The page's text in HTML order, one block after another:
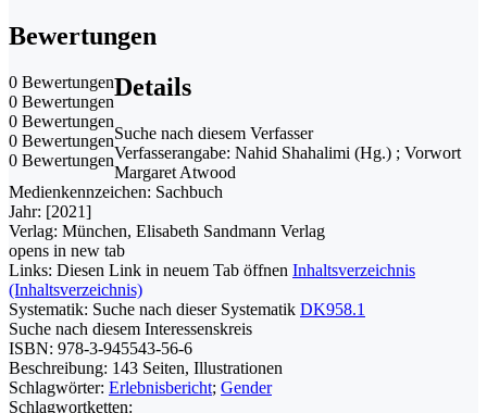
Bewertungen
0 Bewertungen
0 Bewertungen
0 Bewertungen
0 Bewertungen
0 Bewertungen
Details
Suche nach diesem Verfasser
Verfasserangabe: Nahid Shahalimi (Hg.) ; Vorwort
Margaret Atwood
Medienkennzeichen: Sachbuch
Jahr: [2021]
Verlag: München, Elisabeth Sandmann Verlag
opens in new tab
Links: Diesen Link in neuem Tab öffnen Inhaltsverzeichnis
(Inhaltsverzeichnis)
Systematik: Suche nach dieser Systematik DK958.1
Suche nach diesem Interessenskreis
ISBN: 978-3-945543-56-6
Beschreibung: 143 Seiten, Illustrationen
Schlagwörter: Erlebnisbericht; Gender
Schlagwortketten: